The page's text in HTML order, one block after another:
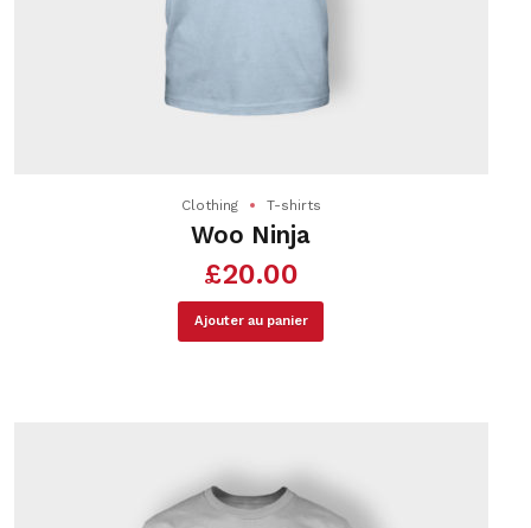
Clothing T-shirts
Woo Ninja
£20.00
Ajouter au panier